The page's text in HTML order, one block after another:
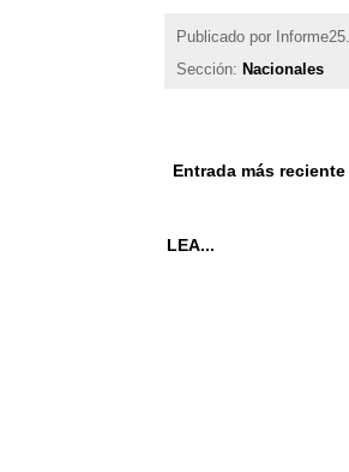
Publicado por
Sección: Nacionales
Entrada más reciente
LEA...